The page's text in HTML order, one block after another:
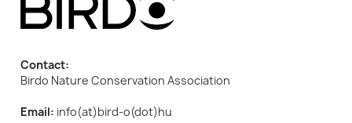
Contact:
Birdo Nature Conservation Association
Email: info(at)bird-o(dot)hu